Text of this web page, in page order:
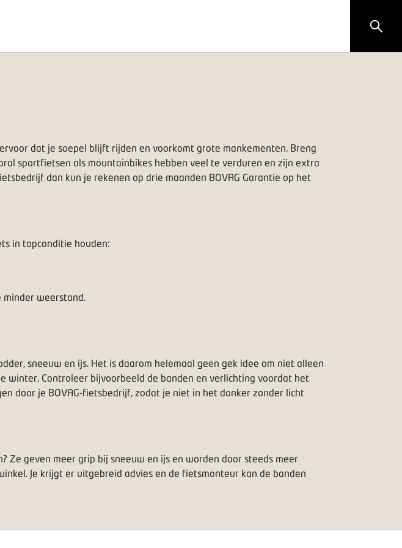
dat je soepel blijft rijden en voorkomt grote mankementen. Breng
sportfietsen als mountainbikes hebben veel te verduren en zijn extra
dan kun je rekenen op drie maanden BOVAG Garantie op het
in topconditie houden:
minder weerstand.
sneeuw en ijs. Het is daarom helemaal geen gek idee om niet alleen
winter. Controleer bijvoorbeeld de banden en verlichting voordat het
door je BOVAG-fietsbedrijf, zodat je niet in het donker zonder licht
Ze geven meer grip bij sneeuw en ijs en worden door steeds meer
Je krijgt er uitgebreid advies en de fietsmonteur kan de banden